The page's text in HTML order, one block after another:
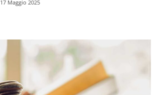
17 Maggio 2025